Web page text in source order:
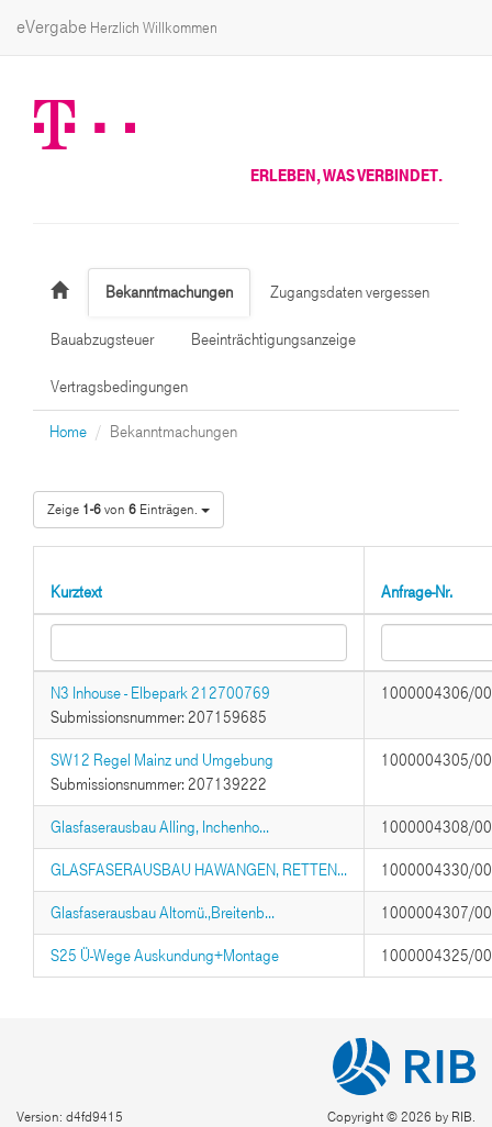
eVergabe Herzlich Willkommen
ERLEBEN, WAS VERBINDET.
Bekanntmachungen Zugangsdaten vergessen
Bauabzugsteuer Beeinträchtigungsanzeige
Vertragsbedingungen
Home Bekanntmachungen
Zeige 1-6von 6 Einträgen.
Kurztext Anfrage-Nr.
N3 Inhouse - Elbepark 212700769
Submissionsnummer: 207159685
1000004306/
SW12 Regel Mainz und Umgebung
Submissionsnummer: 207139222
1000004305/
Glasfaserausbau Alling, Inchenho... 1000004308/
GLASFASERAUSBAU HAWANGEN, RETTEN... 1000004330/
Glasfaserausbau Altomü.,Breitenb... 1000004307/
S25 Ü-Wege Auskundung+Montage 1000004325/
Version: d4fd9415
Copyright © 2026 by RIB.